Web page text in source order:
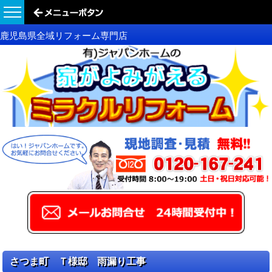
鹿児島県全域リフォーム専門店
さつま町 Ｔ様邸 雨漏り工事